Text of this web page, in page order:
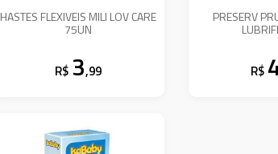
HASTES FLEXIVEIS MILI LOV CARE
75UN
R$ 3,99
PRESERV
R$